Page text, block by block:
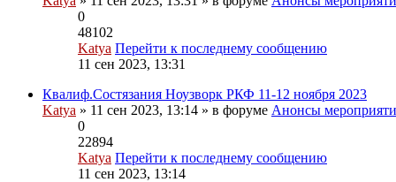
0
48102
Katya Перейти к последнему сообщению
11 сен 2023, 13:31
Квалиф.Состязания Ноузворк РКФ 11-12 ноября 2023
Katya » 11 сен 2023, 13:14 » в форуме Анонсы
0
22894
Katya Перейти к последнему сообщению
11 сен 2023, 13:14